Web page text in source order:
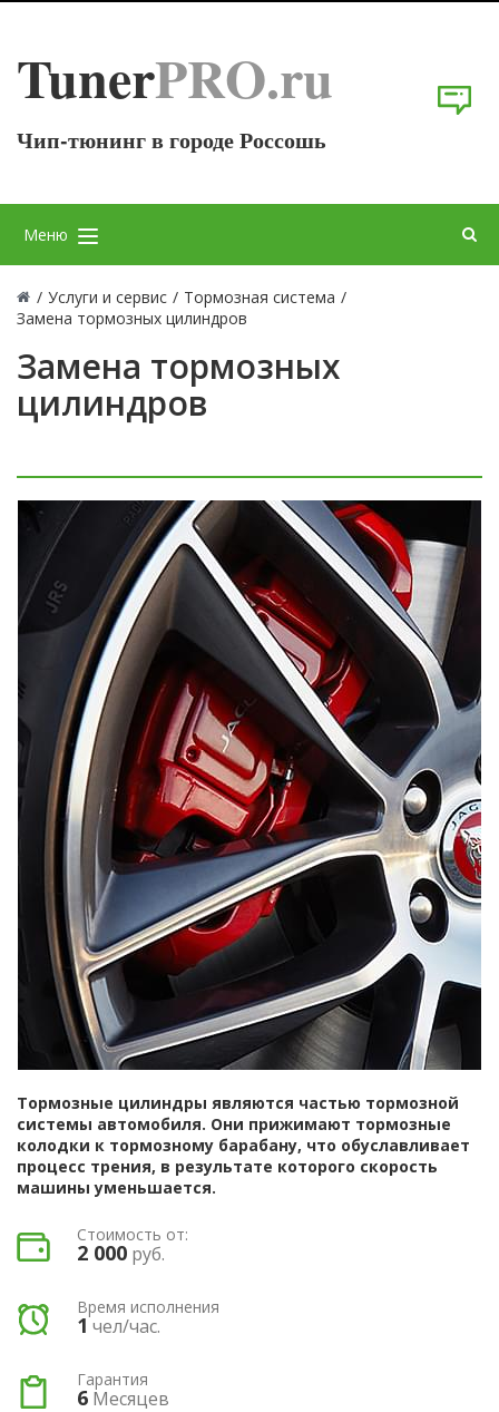
TunerPRO.ru
Чип-тюнинг в городе Россошь
Меню
/ Услуги и сервис / Тормозная система /
Замена тормозных цилиндров
Замена тормозных
цилиндров
Тормозные цилиндры являются частью тормозной
системы автомобиля. Они прижимают тормозные
колодки к тормозному барабану, что обуславливает
процесс трения, в результате которого скорость
машины уменьшается.
Стоимость от:
2 000 руб.
Время исполнения
1чел/час.
Гарантия
6 Месяцев